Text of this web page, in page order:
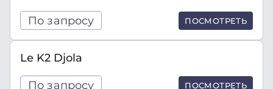
По запросу ПОСМОТРЕТЬ
Le K2 Djola
По запросу ПОСМОТРЕТЬ